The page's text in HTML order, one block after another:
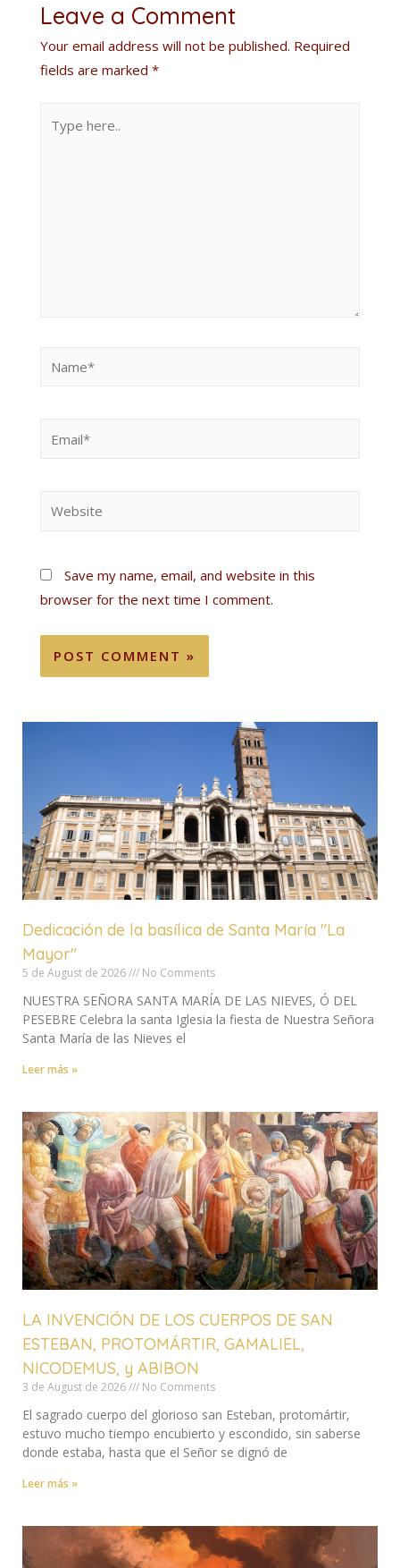
Leave a Comment
Your email address will not be published. Required
fields are marked *
Save my name, email, and website in this
browser for the next time I comment.
Dedicación de la basílica de Santa María "La
Mayor"
5 de August de 2026 No Comments
NUESTRA SEÑORA SANTA MARÍA DE LAS NIEVES, Ó DEL
PESEBRE Celebra la santa Iglesia la fiesta de Nuestra Señora
Santa María de las Nieves el
Leer más »
LA INVENCIÓN DE LOS CUERPOS DE SAN
ESTEBAN, PROTOMÁRTIR, GAMALIEL,
NICODEMUS, y ABIBON
3 de August de 2026 No Comments
El sagrado cuerpo del glorioso san Esteban, protomártir,
estuvo mucho tiempo encubierto y escondido, sin saberse
donde estaba, hasta que el Señor se dignó de
Leer más »